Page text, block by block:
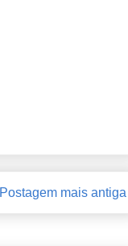
Postagem mais antiga